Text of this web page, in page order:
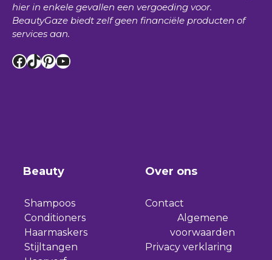
hier in enkele gevallen een vergoeding voor.
BeautyGaze biedt zelf geen financiële producten of
services aan.
Facebook
TikTok
Pinterest
YouTube
Beauty
Shampoos
Conditioners
Haarmaskers
Stijltangen
Over ons
Contact
Algemene
voorwaarden
Privacy verklaring